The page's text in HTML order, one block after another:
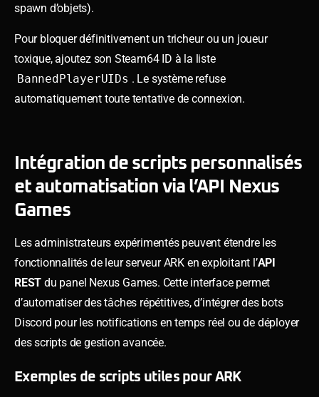
spawn d’objets).
Pour bloquer définitivement un tricheur ou un joueur
toxique, ajoutez son Steam64 ID à la liste
BannedPlayerUIDs . Le système refuse
automatiquement toute tentative de connexion.
Intégration de scripts personnalisés
et automatisation via l’API Nexus
Games
Les administrateurs expérimentés peuvent étendre les
fonctionnalités de leur serveur ARK en exploitant l’API
REST du panel Nexus Games. Cette interface permet
d’automatiser des tâches répétitives, d’intégrer des bots
Discord pour les notifications en temps réel ou de déployer
des scripts de gestion avancée.
Exemples de scripts utiles pour ARK